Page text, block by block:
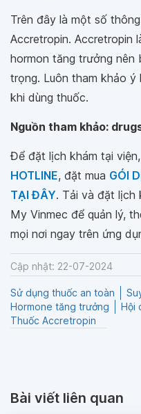
Trên đây là một số
Accretropin. Accretropin
hormon tăng trưởng nên
trọng. Luôn tham khảo
khi dùng thuốc.
Nguồn tham khảo:
Để đặt lịch khám tại
HOTLINE, đặt mua GÓI
TẠI ĐÂY. Tải và đặt lịch
My Vinmec để quản lý,
mọi nơi ngay trên ứng
Cập nhật: 22-07-2024
Sử dụng thuốc an toàn
Hormone tăng trưởng
Hội
Thuốc Accretropin
Bài viết liên quan